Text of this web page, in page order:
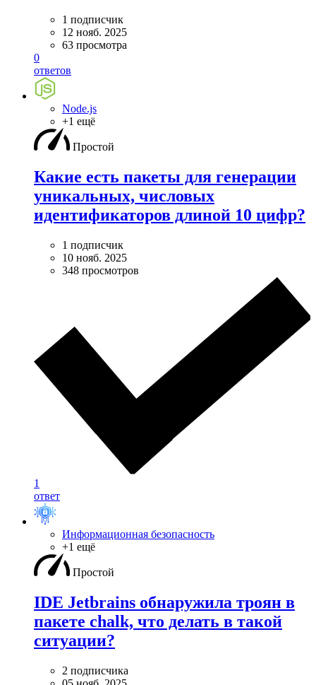
1 подписчик
12 нояб. 2025
63 просмотра
0
ответов
Node.js
+1 ещё
Простой
Какие есть пакеты для генерации
уникальных, числовых
идентификаторов длиной 10 цифр?
1 подписчик
10 нояб. 2025
348 просмотров
1
ответ
Информационная безопасность
+1 ещё
Простой
IDE Jetbrains обнаружила троян в
пакете chalk, что делать в такой
ситуации?
2 подписчика